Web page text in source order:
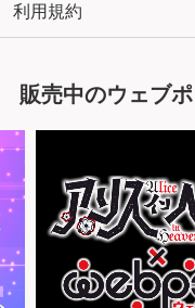
利用規約
販売中のウェブ